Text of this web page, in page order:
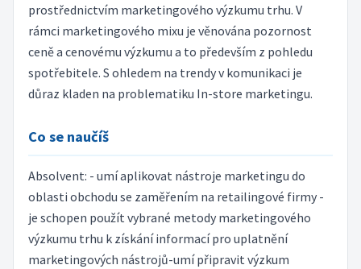
prostřednictvím marketingového výzkumu trhu. V
rámci marketingového mixu je věnována pozornost
ceně a cenovému výzkumu a to především z pohledu
spotřebitele. S ohledem na trendy v komunikaci je
důraz kladen na problematiku In-store marketingu.
Co se naučíš
Absolvent: - umí aplikovat nástroje marketingu do
oblasti obchodu se zaměřením na retailingové firmy -
je schopen použít vybrané metody marketingového
výzkumu trhu k získání informací pro uplatnění
marketingových nástrojů-umí připravit výzkum